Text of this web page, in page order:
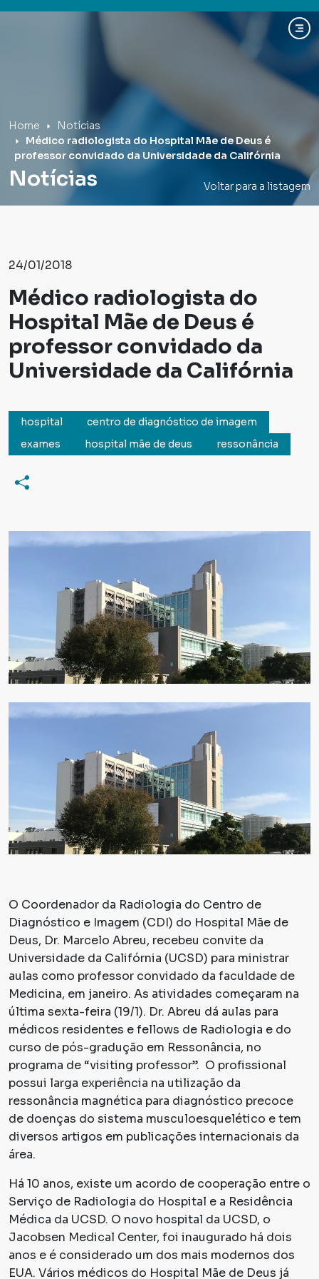
Home
Notícias
Médico radiologista do Hospital Mãe de Deus é
professor convidado da Universidade da Califórnia
Notícias Voltar para a listagem
24/01/2018
Médico radiologista do
Hospital Mãe de Deus é
professor convidado da
Universidade da Califórnia
hospital
centro de diagnóstico de imagem
exames
hospital mãe de deus ressonância
O Coordenador da Radiologia do Centro de
Diagnóstico e Imagem (CDI) do Hospital Mãe de
Deus, Dr. Marcelo Abreu, recebeu convite da
Universidade da Califórnia (UCSD) para ministrar
aulas como professor convidado da faculdade de
Medicina, em janeiro. As atividades começaram na
última sexta-feira (19/1). Dr. Abreu dá aulas para
médicos residentes e fellows de Radiologia e do
curso de pós-gradução em Ressonância, no
programa de “visiting professor”. O profissional
possui larga experiência na utilização da
ressonância magnética para diagnóstico precoce
de doenças do sistema musculoesquelético e tem
diversos artigos em publicações internacionais da
área.
Há 10 anos, existe um acordo de cooperação entre o
Serviço de Radiologia do Hospital e a Residência
Médica da UCSD. O novo hospital da UCSD, o
Jacobsen Medical Center, foi inaugurado há dois
anos e é considerado um dos mais modernos dos
EUA. Vários médicos do Hospital Mãe de Deus já